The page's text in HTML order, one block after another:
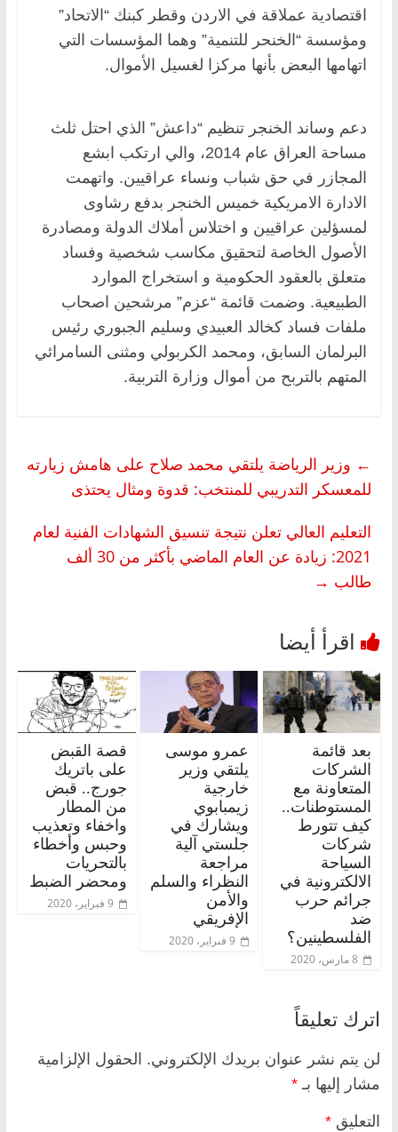
اقتصادية عملاقة في الاردن وقطر كبنك “الاتحاد”
ومؤسسة “الخنحر للتنمية” وهما المؤسسات التي
اتهامها البعض بأنها مركزا لغسيل الأموال.
دعم وساند الخنجر تنظيم “داعش” الذي احتل ثلث
مساحة العراق عام 2014، والي ارتكب ابشع
المجازر في حق شباب ونساء عراقيين. واتهمت
الادارة الامريكية خميس الخنجر بدفع رشاوى
لمسؤلين عراقيين و اختلاس أملاك الدولة ومصادرة
الأصول الخاصة لتحقيق مكاسب شخصية وفساد
متعلق بالعقود الحكومية و استخراج الموارد
الطبيعية. وضمت قائمة “عزم” مرشحين اصحاب
ملفات فساد كخالد العبيدي وسليم الجبوري رئيس
البرلمان السابق، ومحمد الكربولي ومثنى السامرائي
المتهم بالتربح من أموال وزارة التربية.
← وزير الرياضة يلتقي محمد صلاح على هامش زيارته
للمعسكر التدريبي للمنتخب: قدوة ومثال يحتذى
التعليم العالي تعلن نتيجة تنسيق الشهادات الفنية لعام
2021: زيادة عن العام الماضي بأكثر من 30 ألف
طالب →
بعد قائمة
الشركات
المتعاونة مع
المستوطنات..
كيف تتورط
شركات
السياحة
الالكترونية في
جرائم حرب
ضد
الفلسطينين؟
8 مارس، 2020
عمرو موسى
يلتقي وزير
خارجية
زيمبابوي
ويشارك في
جلستي آلية
مراجعة
النظراء والسلم
والأمن
الإفريقي
9 فبراير، 2020
قصة القبض
على باتريك
جورج.. قبض
من المطار
واخفاء وتعذيب
وحبس وأخطاء
بالتحريات
ومحضر الضبط
9 فبراير، 2020
اترك تعليقاً
لن يتم نشر عنوان بريدك الإلكتروني. الحقول الإلزامية
مشار إليها بـ *
التعليق *